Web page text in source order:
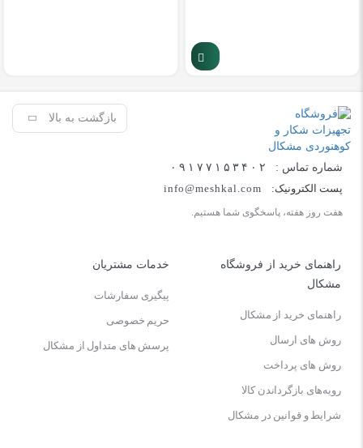
بازگشت به بالا
شماره تماس :
۰۹۱۷۷۱۵۳۴۰۲
پست الکترونیک:
info@meshkal.com
هفت روز هفته، پاسخگوی شما هستیم.
راهنمای خرید از فروشگاه
مشکال
راهنمای خرید از مشکال
روش های ارسال
روش های پرداخت
رویه‌های بازگرداندن کالا
شرایط و قوانین در مشکال
خدمات مشتریان
پیگیری سفارشات
حریم خصوصی
پرسش های متداول از مشکال